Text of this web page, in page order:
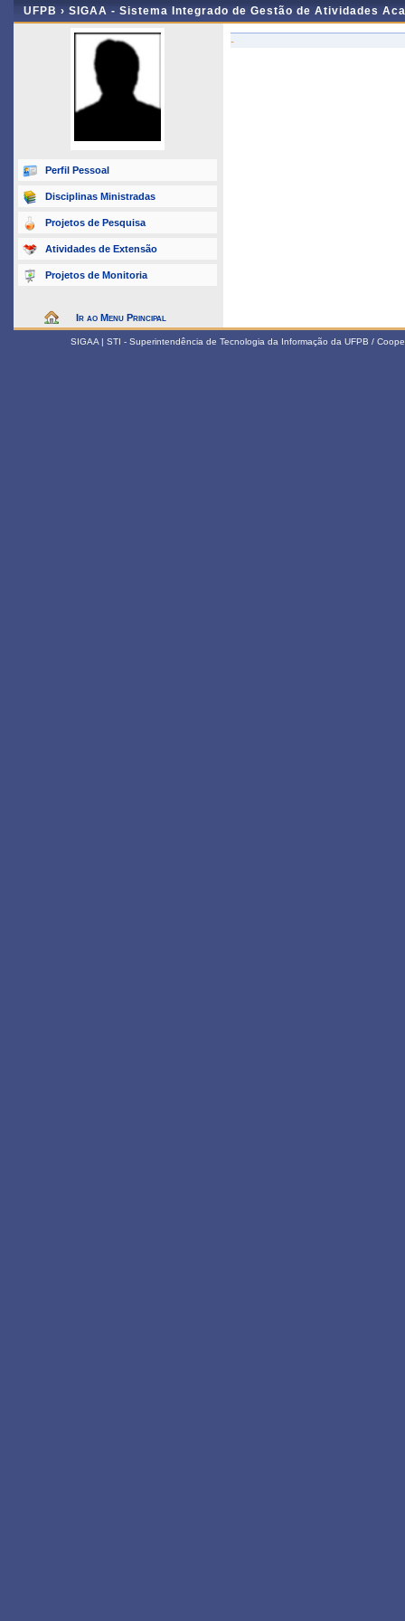
UFPB › SIGAA - Sistema Integrado de Gestão de Atividades
Perfil Pessoal
Disciplinas Ministradas
Projetos de Pesquisa
Atividades de Extensão
Projetos de Monitoria
Ir ao Menu Principal
-
SIGAA | STI - Superintendência de Tecnologia da Informação da UFPB /